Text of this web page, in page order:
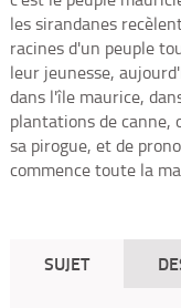
les sirandanes
racines d'un peuple
leur jeunesse,
dans l'île maurice,
plantations de canne,
sa pirogue, et de
commence toute la
SUJET